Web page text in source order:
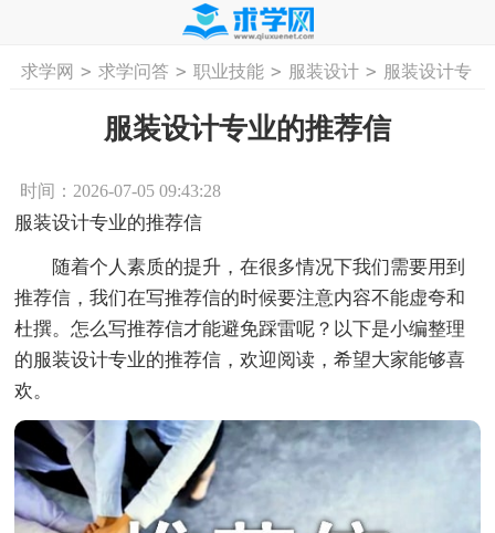
首页 工作计划 活动计划 学习计划
求学网 > 求学问答 > 职业技能 > 服装设计 > 服装设计专
服装设计专业的推荐信
时间：2026-07-05 09:43:28
服装设计专业的推荐信
随着个人素质的提升，在很多情况下我们需要用到
推荐信，我们在写推荐信的时候要注意内容不能虚夸和
杜撰。怎么写推荐信才能避免踩雷呢？以下是小编整理
的服装设计专业的推荐信，欢迎阅读，希望大家能够喜
欢。